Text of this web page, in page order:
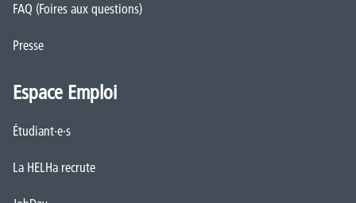
FAQ (Foires aux questions)
Presse
Espace Emploi
Étudiant·e·s
La HELHa recrute